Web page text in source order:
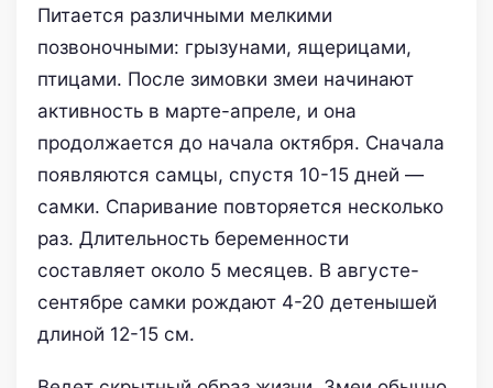
Питается различными мелкими
позвоночными: грызунами, ящерицами,
птицами. После зимовки змеи начинают
активность в марте-апреле, и она
продолжается до начала октября. Сначала
появляются самцы, спустя 10-15 дней —
самки. Спаривание повторяется несколько
раз. Длительность беременности
составляет около 5 месяцев. В августе-
сентябре самки рождают 4-20 детенышей
длиной 12-15 см.